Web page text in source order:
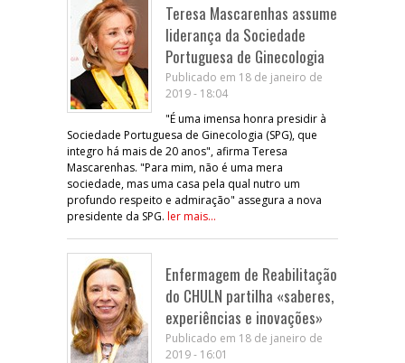
Teresa Mascarenhas assume
liderança da Sociedade
Portuguesa de Ginecologia
Publicado em 18 de janeiro de
2019 - 18:04
"É uma imensa honra presidir à
Sociedade Portuguesa de Ginecologia (SPG), que
integro há mais de 20 anos", afirma Teresa
Mascarenhas. "Para mim, não é uma mera
sociedade, mas uma casa pela qual nutro um
profundo respeito e admiração" assegura a nova
presidente da SPG. ler mais...
Enfermagem de Reabilitação
do CHULN partilha «saberes,
experiências e inovações»
Publicado em 18 de janeiro de
2019 - 16:01